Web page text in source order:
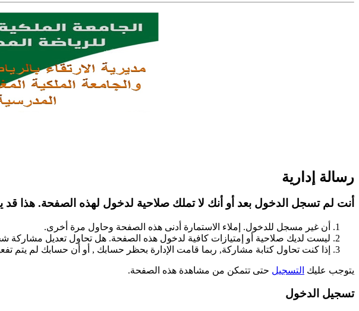
رسالة إدارية
أنت لم تسجل الدخول بعد أو أنك لا تملك صلاحية لدخول لهذه الصفحة. هذا قد
أن غير مسجل للدخول. إملاء الاستمارة أدنى هذه الصفحة وحاول مرة أخرى.
ليست لديك صلاحية أو إمتيازات كافية لدخول هذه الصفحة. هل تحاول تعديل مشاركة
إذا كنت تحاول كتابة مشاركة, ربما قامت الإدارة بحظر حسابك , أو أن حسابك لم يتم
يتوجب عليك التسجيل حتى تتمكن من مشاهدة هذه الصفحة.
تسجيل الدخول